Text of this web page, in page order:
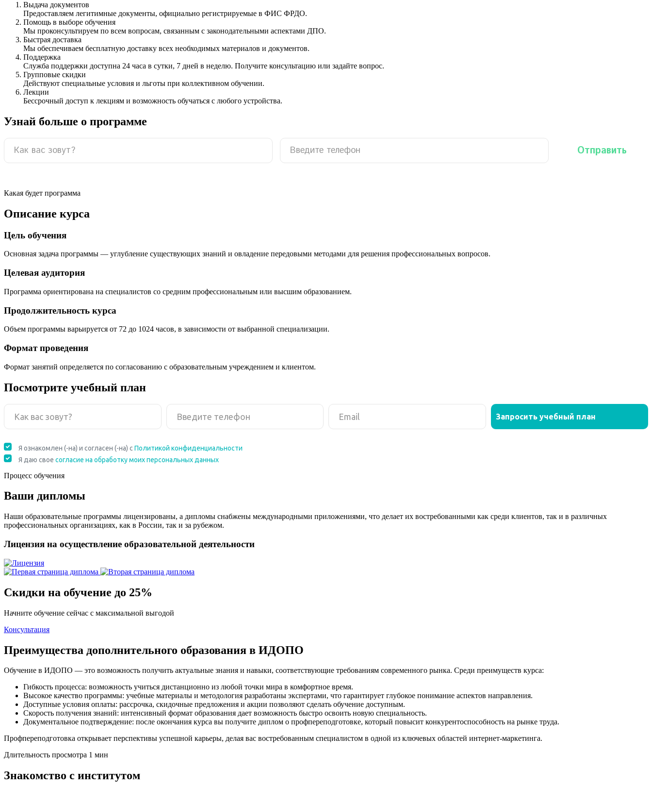
Выдача документов
Предоставляем легитимные документы, официально регистрируемые в ФИС ФРДО.
Помощь в выборе обучения
Мы проконсультируем по всем вопросам, связанным с законодательными аспектами ДПО.
Быстрая доставка
Мы обеспечиваем бесплатную доставку всех необходимых материалов и документов.
Поддержка
Служба поддержки доступна 24 часа в сутки, 7 дней в неделю. Получите консультацию или задайте вопрос.
Групповые скидки
Действуют специальные условия и льготы при коллективном обучении.
Лекции
Бессрочный доступ к лекциям и возможность обучаться с любого устройства.
Узнай больше о программе
Какая будет программа
Описание курса
Цель обучения
Основная задача программы — углубление существующих знаний и овладение передовыми методами для решения профессиональных вопросов.
Целевая аудитория
Программа ориентирована на специалистов со средним профессиональным или высшим образованием.
Продолжительность курса
Объем программы варьируется от 72 до 1024 часов, в зависимости от выбранной специализации.
Формат проведения
Формат занятий определяется по согласованию с образовательным учреждением и клиентом.
Посмотрите учебный план
Процесс обучения
Ваши дипломы
Наши образовательные программы лицензированы, а дипломы снабжены международными приложениями, что делает их востребованными как среди клиентов, так и в различных
профессиональных организациях, как в России, так и за рубежом.
Лицензия на осуществление образовательной деятельности
Скидки на обучение до 25%
Начните обучение сейчас с максимальной выгодой
Консультация
Преимущества дополнительного образования в ИДОПО
Обучение в ИДОПО — это возможность получить актуальные знания и навыки, соответствующие требованиям современного рынка. Среди преимуществ курса:
Гибкость процесса: возможность учиться дистанционно из любой точки мира в комфортное время.
Высокое качество программы: учебные материалы и методология разработаны экспертами, что гарантирует глубокое понимание аспектов направления.
Доступные условия оплаты: рассрочка, скидочные предложения и акции позволяют сделать обучение доступным.
Скорость получения знаний: интенсивный формат образования дает возможность быстро освоить новую специальность.
Документальное подтверждение: после окончания курса вы получите диплом о профпереподготовке, который повысит конкурентоспособность на рынке труда.
Профпереподготовка открывает перспективы успешной карьеры, делая вас востребованным специалистом в одной из ключевых областей интернет-маркетинга.
Длительность просмотра 1 мин
Знакомство с институтом